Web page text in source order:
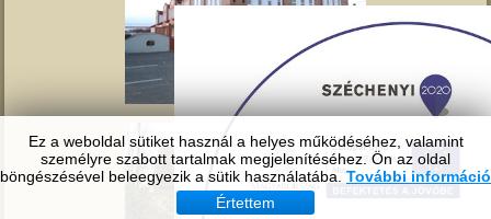
Ez a weboldal sütiket használ a helyes működéséhez, valamint
személyre szabott tartalmak megjelenítéséhez. Ön az oldal
böngészésével beleegyezik a sütik használatába. További információ
Értettem
Tavirózsa Óvoda